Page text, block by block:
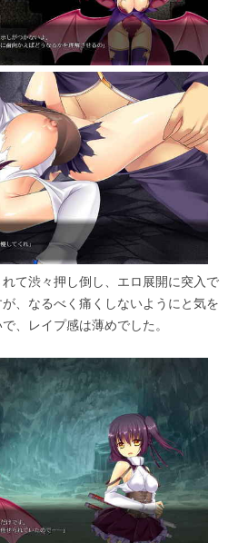
て渋々押し倒し、エロ展開に突入で
、なるべく痛くしないようにと気を
、レイプ感は薄めでした。